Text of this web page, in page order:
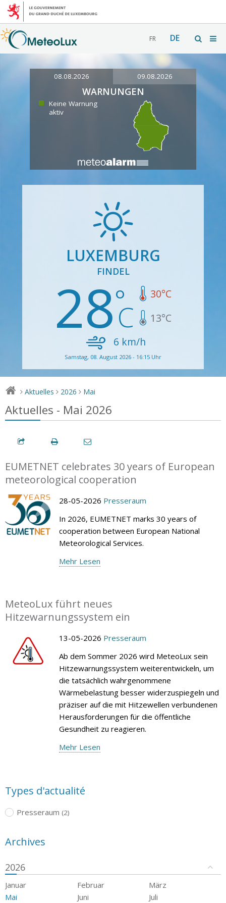
FR DE
08.08.2026 09.08.2026
WARNUNGEN
Keine Warnung
aktiv
LUXEMBURG
FINDEL
28 30°C
13°C
6 km/h
Samstag, 08. August 2026 - 16:15 Uhr
> Aktuelles > 2026 > Mai
Aktuelles - Mai 2026
EUMETNET celebrates 30 years of European
meteorological cooperation
28-05-2026 Presseraum
In 2026, EUMETNET marks 30 years of
cooperation between European National
Meteorological Services.
Mehr Lesen
MeteoLux führt neues
Hitzewarnungssystem ein
13-05-2026 Presseraum
Ab dem Sommer 2026 wird MeteoLux sein
Hitzewarnungssystem weiterentwickeln, um
die tatsächlich wahrgenommene
Wärmebelastung besser widerzuspiegeln und
präziser auf die mit Hitzewellen verbundenen
Herausforderungen für die öffentliche
Gesundheit zu reagieren.
Mehr Lesen
Types d'actualité
Presseraum (2)
Archives
2026
Januar Februar
März
Mai
Juni
Juli